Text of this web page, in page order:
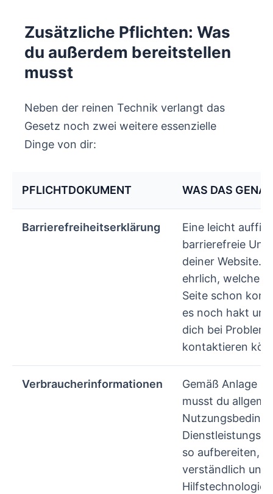
Zusätzliche Pflichten: Was
du außerdem bereitstellen
musst
Neben der reinen Technik verlangt das
Gesetz noch zwei weitere essenzielle
Dinge von dir:
PFLICHTDOKUMENT WAS DAS
Barrierefreiheitserklärung
Eine leicht
barrierefreie
deiner Website.
ehrlich, welche
Seite schon
es noch hakt
dich bei
kontaktieren
Verbraucherinformationen
Gemäß Anlage 3
musst du
so aufbereiten,
verständlich und